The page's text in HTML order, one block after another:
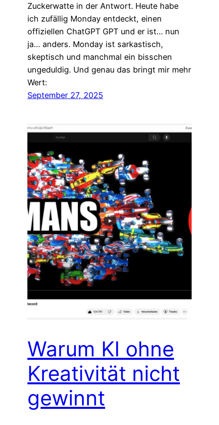
Zuckerwatte in der Antwort. Heute habe
ich zufällig Monday entdeckt, einen
offiziellen ChatGPT GPT und er ist… nun
ja… anders. Monday ist sarkastisch,
skeptisch und manchmal ein bisschen
ungeduldig. Und genau das bringt mir mehr
Wert:
September 27, 2025
Warum KI ohne
Kreativität nicht
gewinnt